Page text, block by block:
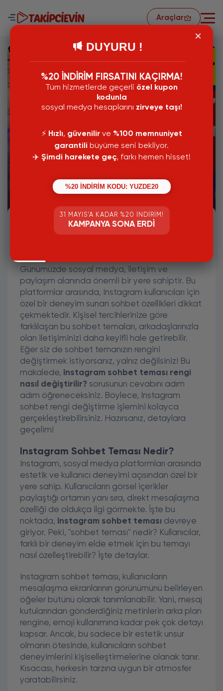
Araçlar
Instagram Sohbet Teması Rengi Nasıl
Değiştirilir?
Instagram Sohbet Teması
Günümüzde sosyal medya, iletişim ve
paylaşım alanında önemli bir yere sahiptir. Bu
platformlar arasında, Instagram kullanıcıları için
özel bir deneyim sunan sohbet özellikleri dikkat
çekmektedir. Kişisel tercihlerinize göre
farklılaşan bu sohbet temaları, arkadaşlarınızla
olan iletişiminizi daha keyifli hale getirebilir.
Eğer siz de sohbet temanızın rengini
değiştirmek istiyorsanız, yalnız değilsiniz! Bu
makalede, Instagram sohbet teması rengi
nasıl değiştirilir? sorusunun cevabını adım
adım öğreneceksiniz. Böylece, Instagram
sohbet rengi değiştirme işlemini kolayca
gerçekleştirebilirsiniz. Hazırsanız, detaylara
geçelim!
Instagram Sohbet Teması Nedir?
Instagram, sosyal medya platformları arasında
estetik ve kullanıcı deneyimi açısından özel bir
yere sahip. Kullanıcıların görsel içerikler
paylaştığı ortamın yanı sıra, direkt mesajlaşma
özelliği de oldukça ilgi görmekte. İşte bu
noktada, Instagram sohbet teması devreye
giriyor. Peki, ''sohbet teması'' nedir? Kullanıcılar,
farklı bir deneyim elde etmek için bu temayı
nasıl özelleştirebilir? İşte detaylar.
Instagram sohbet teması, kullanıcıların
mesajlaşma ekranlarının görünümünü belirleyen
öğeler bütünü olarak tanımlanabilir. Yani, mesaj
kutularından gönderdiğiniz metinlerin arka plan
rengine, emoji kullanımına kadar pek çok detayı
kapsar. Ancak, bu sadece bir estetik unsur
olmanın ötesinde, kullanıcıların sohbet
deneyimlerini kişiselleştirmelerine olanak tanır.
Kısacası, herkesin tarzına uygun bir atmosfer
yaratabilirsiniz.
DUYURU !
%20 İNDİRİM FIRSATINI KAÇIRMA!
Tüm hizmetlerde geçerli özel kupon
kodunla
sosyal medya hesaplarını zirveye taşı!
⚡️ Hızlı, güvenilirve %100 memnuniyet
garantili büyüme seni bekliyor.
✈️ Şimdi harekete geç, farkı hemen hisset!
%20 İNDİRİM KODU: YUZDE20
31 MAYIS’A KADAR %20 İNDIRIM!
KAMPANYA SONA ERDI